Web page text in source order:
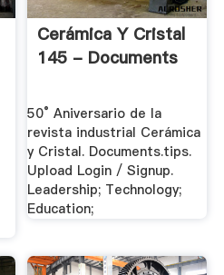
Cerámica Y Cristal
145 - Documents
50° Aniversario de la
revista industrial Cerámica
y Cristal. Documents.tips.
Upload Login / Signup.
Leadership; Technology;
Education;